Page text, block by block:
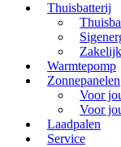
Thuisbatterij
Warmtepomp
Zonnepanelen
Voor
Voor
Laadpalen
Service